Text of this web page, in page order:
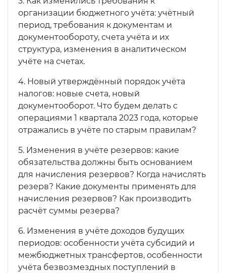
организации бюджетного учёта: учётный
период, требования к документам и
документообороту, счета учёта и их
структура, изменения в аналитическом
учёте на счетах.
4. Новый утверждённый порядок учёта
налогов: новые счета, новый
документооборот. Что будем делать с
операциями 1 квартала 2023 года, которые
отражались в учёте по старым правилам?
5. Изменения в учёте резервов: какие
обязательства должны быть основанием
для начисления резервов? Когда начислять
резерв? Какие документы применять для
начисления резервов? Как производить
расчёт суммы резерва?
6. Изменения в учёте доходов будущих
периодов: особенности учёта субсидий и
межбюджетных трансфертов, особенности
учёта безвозмездных поступлений в